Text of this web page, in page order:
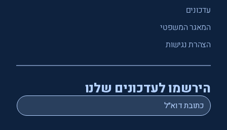
עדכונים
המאגר המשפטי
הצהרת נגישות
הירשמו לעדכונים שלנו
Email
*